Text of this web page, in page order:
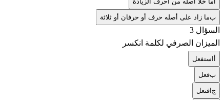
بما زاد على أصله حرف أو حرفان أو ثلاثة
السؤال 3
الميزان الصرفي لكلمة انكسر
أ استفعل
بفعل
ج افتعل